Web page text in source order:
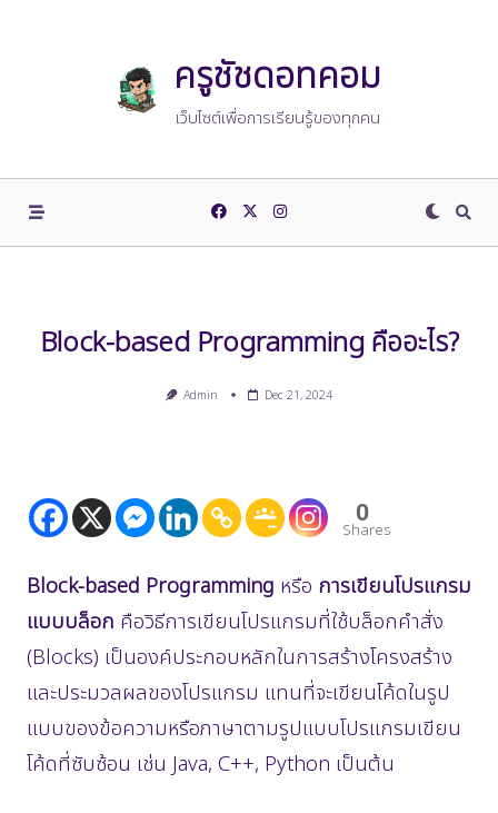
ครูชัชดอทคอม
เว็บไซต์เพื่อการเรียนรู้ของทุกคน
Block-based Programming คืออะไร?
Admin Dec 21, 2024
0
Shares
Block-based Programming หรือ การเขียนโปรแกรม
แบบบล็อก คือวิธีการเขียนโปรแกรมที่ใช้บล็อกคำสั่ง
(Blocks) เป็นองค์ประกอบหลักในการสร้างโครงสร้าง
และประมวลผลของโปรแกรม แทนที่จะเขียนโค้ดในรูป
แบบของข้อความหรือภาษาตามรูปแบบโปรแกรมเขียน
โค้ดที่ซับซ้อน เช่น Java, C++, Python เป็นต้น